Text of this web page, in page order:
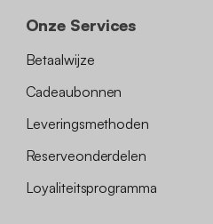
Onze Services
Betaalwijze
Cadeaubonnen
Leveringsmethoden
Reserveonderdelen
Loyaliteitsprogramma